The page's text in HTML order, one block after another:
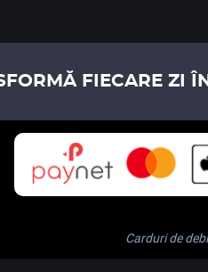
FIECARE ZI
Carduri de